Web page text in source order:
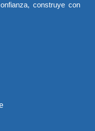
construye con